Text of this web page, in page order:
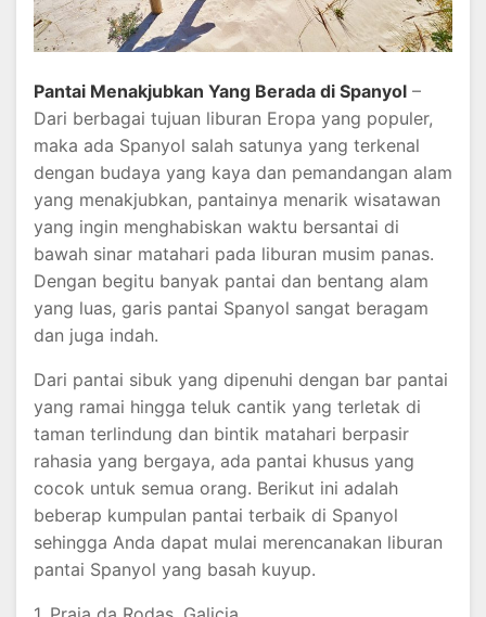
Pantai Menakjubkan Yang Berada di Spanyol –
Dari berbagai tujuan liburan Eropa yang populer,
maka ada Spanyol salah satunya yang terkenal
dengan budaya yang kaya dan pemandangan alam
yang menakjubkan, pantainya menarik wisatawan
yang ingin menghabiskan waktu bersantai di
bawah sinar matahari pada liburan musim panas.
Dengan begitu banyak pantai dan bentang alam
yang luas, garis pantai Spanyol sangat beragam
dan juga indah.
Dari pantai sibuk yang dipenuhi dengan bar pantai
yang ramai hingga teluk cantik yang terletak di
taman terlindung dan bintik matahari berpasir
rahasia yang bergaya, ada pantai khusus yang
cocok untuk semua orang. Berikut ini adalah
beberap kumpulan pantai terbaik di Spanyol
sehingga Anda dapat mulai merencanakan liburan
pantai Spanyol yang basah kuyup.